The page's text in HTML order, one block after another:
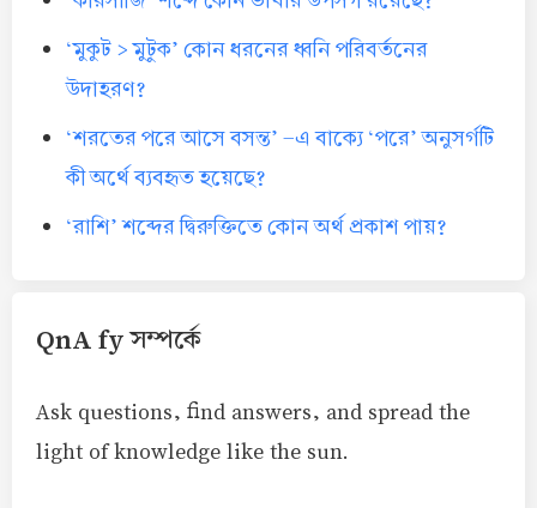
‘মুকুট > মুটুক’ কোন ধরনের ধ্বনি পরিবর্তনের
উদাহরণ?
‘শরতের পরে আসে বসন্ত’ -এ বাক্যে ‘পরে’ অনুসর্গটি
কী অর্থে ব্যবহৃত হয়েছে?
‘রাশি’ শব্দের দ্বিরুক্তিতে কোন অর্থ প্রকাশ পায়?
QnA fy সম্পর্কে
Ask questions, find answers, and spread the
light of knowledge like the sun.